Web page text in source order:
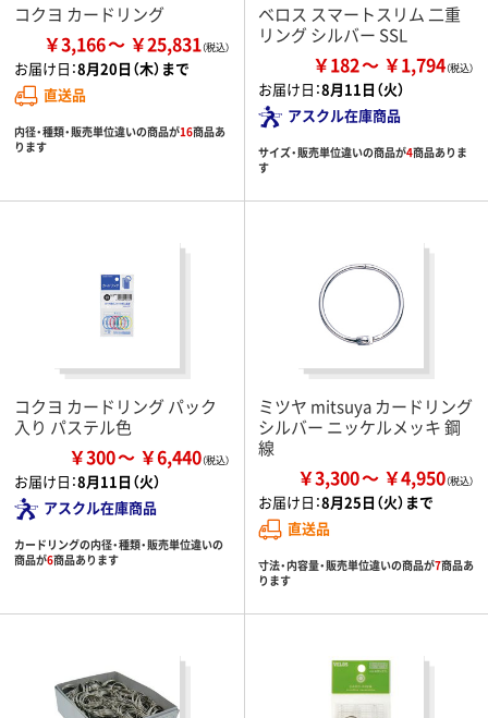
コクヨ カードリング
￥3,166 ￥25,831
お届け日：8月20日（木）まで
直送品
内径・種類・販売単位違いの商品が16商品あ
ります
ベロス スマートスリム 二重
リング シルバー SSL
￥182 ￥1,794
お届け日：8月11日（火）
アスクル在庫商品
サイズ・販売単位違いの商品が4商品ありま
す
コクヨ カードリング パック
入り パステル色
￥300 ￥6,440
お届け日：8月11日（火）
アスクル在庫商品
カードリングの内径・種類・販売単位違いの
商品が6商品あります
ミツヤ mitsuya カードリング
シルバー ニッケルメッキ 鋼
線
￥3,300 ￥4,950
お届け日：8月25日（火）まで
直送品
寸法・内容量・販売単位違いの商品が7商品あ
ります